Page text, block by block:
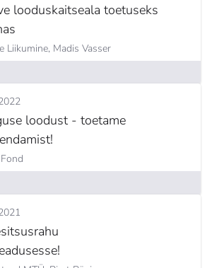
looduskaitseala toetuseks
Liikumine, Madis Vasser
loodust - toetame